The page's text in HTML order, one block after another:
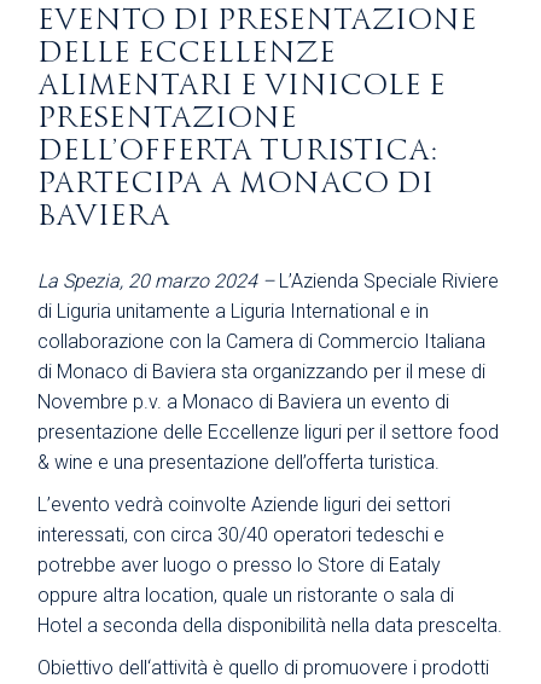
EVENTO DI PRESENTAZIONE
DELLE ECCELLENZE
ALIMENTARI E VINICOLE E
PRESENTAZIONE
DELL’OFFERTA TURISTICA:
PARTECIPA A MONACO DI
BAVIERA
La Spezia, 20 marzo 2024 – L’Azienda Speciale Riviere
di Liguria unitamente a Liguria International e in
collaborazione con la Camera di Commercio Italiana
di Monaco di Baviera sta organizzando per il mese di
Novembre p.v. a Monaco di Baviera un evento di
presentazione delle Eccellenze liguri per il settore food
& wine e una presentazione dell’offerta turistica.
L’evento vedrà coinvolte Aziende liguri dei settori
interessati, con circa 30/40 operatori tedeschi e
potrebbe aver luogo o presso lo Store di Eataly
oppure altra location, quale un ristorante o sala di
Hotel a seconda della disponibilità nella data prescelta.
Obiettivo dell‘attività è quello di promuovere i prodotti